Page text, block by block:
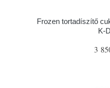
Frozen tortadíszítő
K-
3